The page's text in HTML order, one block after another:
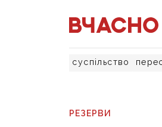
суспільство
РЕЗЕРВИ